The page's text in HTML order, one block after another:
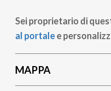
Sei proprietario di
al portalee
MAPPA